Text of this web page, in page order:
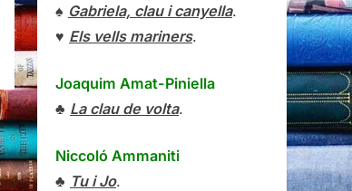
♠ Gabriela, clau i canyella.
♥ Els vells mariners.
Joaquim Amat-Piniella
♣ La clau de volta.
Niccoló Ammaniti
♣ Tu i Jo.